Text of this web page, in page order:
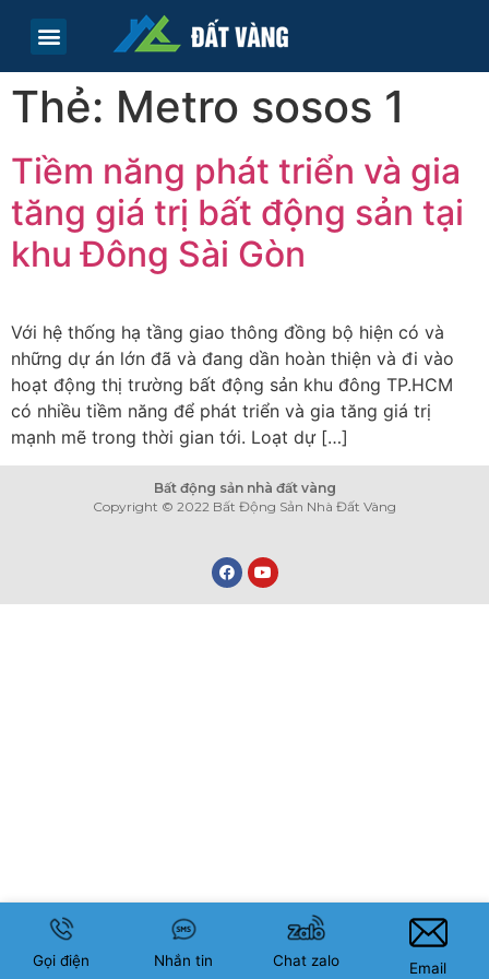
Thẻ: Metro sosos 1
Tiềm năng phát triển và gia
tăng giá trị bất động sản tại
khu Đông Sài Gòn
Với hệ thống hạ tầng giao thông đồng bộ hiện có và
những dự án lớn đã và đang dần hoàn thiện và đi vào
hoạt động thị trường bất động sản khu đông TP.HCM
có nhiều tiềm năng để phát triển và gia tăng giá trị
mạnh mẽ trong thời gian tới. Loạt dự […]
Bất động sản nhà đất vàng
Copyright © 2022 Bất Động Sản Nhà Đất Vàng
Gọi điện Nhắn tin Chat zalo Email